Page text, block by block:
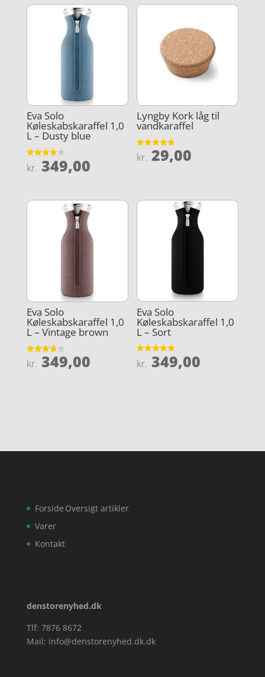
Eva Solo
Køleskabskaraffel 1,0
L – Dusty blue
Vurderet
4
kr. 349,00
Lyngby Kork låg til
vandkaraffel
Vurderet
4.8
kr. 29,00
Eva Solo
Køleskabskaraffel 1,0
L – Vintage brown
Vurderet
3.9
kr. 349,00
Eva Solo
Køleskabskaraffel 1,0
L – Sort
Vurderet
4.9
kr. 349,00
Forside
Varer
Kontakt
Oversigt artikler
denstorenyhed.dk
Tlf: 7876 8672
Mail: info@denstorenyhed.dk.dk